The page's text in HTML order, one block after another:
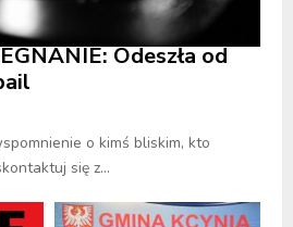
Odeszła od
o kimś bliskim, kto
się z...